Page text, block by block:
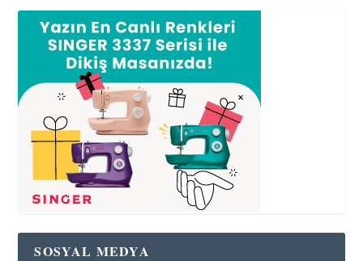
SOSYAL MEDYA